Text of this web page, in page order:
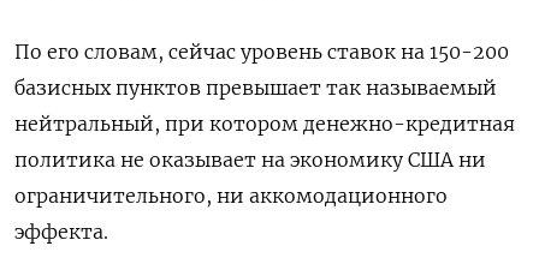
По его словам, сейчас уровень ставок на 150-200
базисных пунктов превышает так называемый
нейтральный, при котором денежно-кредитная
политика не оказывает на экономику США ни
ограничительного, ни аккомодационного
эффекта.